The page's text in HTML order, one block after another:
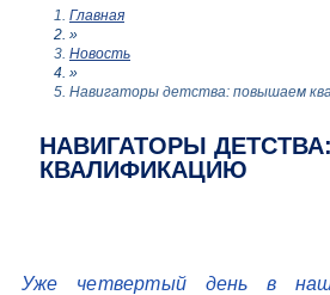
Главная
»
Новость
»
Навигаторы детства: повышаем
НАВИГАТОРЫ
КВАЛИФИКАЦИЮ
Уже четвертый день в